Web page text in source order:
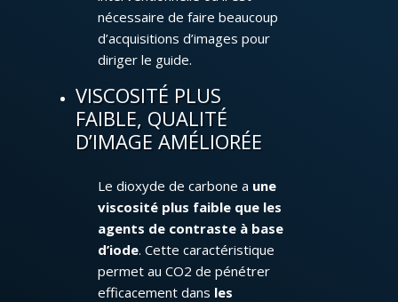
nécessaire de faire beaucoup
d’acquisitions d’images pour
diriger le guide.
VISCOSITÉ PLUS
FAIBLE, QUALITÉ
D’IMAGE AMÉLIORÉE
Le dioxyde de carbone a une
viscosité plus faible que les
agents de contraste à base
d’iode. Cette caractéristique
permet au CO2 de pénétrer
efficacement dans les